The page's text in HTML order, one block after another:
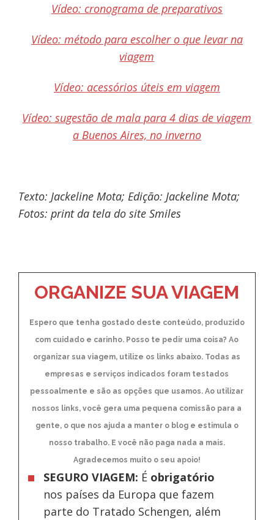
Vídeo: cronograma de preparativos
Vídeo: método para escolher o que levar na
viagem
Vídeo: acessórios úteis em viagem
Vídeo: sugestão de mala para 4 dias de viagem
a Buenos Aires, no inverno
Texto: Jackeline Mota; Edição: Jackeline Mota;
Fotos: print da tela do site Smiles
ORGANIZE SUA VIAGEM
Espero que tenha gostado deste conteúdo, produzido
com cuidado e carinho. Posso te pedir uma coisa? Ao
organizar sua viagem, utilize os links abaixo. Todas as
empresas e serviços indicados foram testados
pessoalmente e são as opções que usamos. Ao utilizar
nossos links, você gera uma pequena comissão para a
gente, o que nos ajuda a manter o blog e estimula o
nosso trabalho. E você não paga nada a mais.
Agradecemos muito o seu apoio!
SEGURO VIAGEM: É obrigatório
nos países da Europa que fazem
parte do Tratado Schengen, além